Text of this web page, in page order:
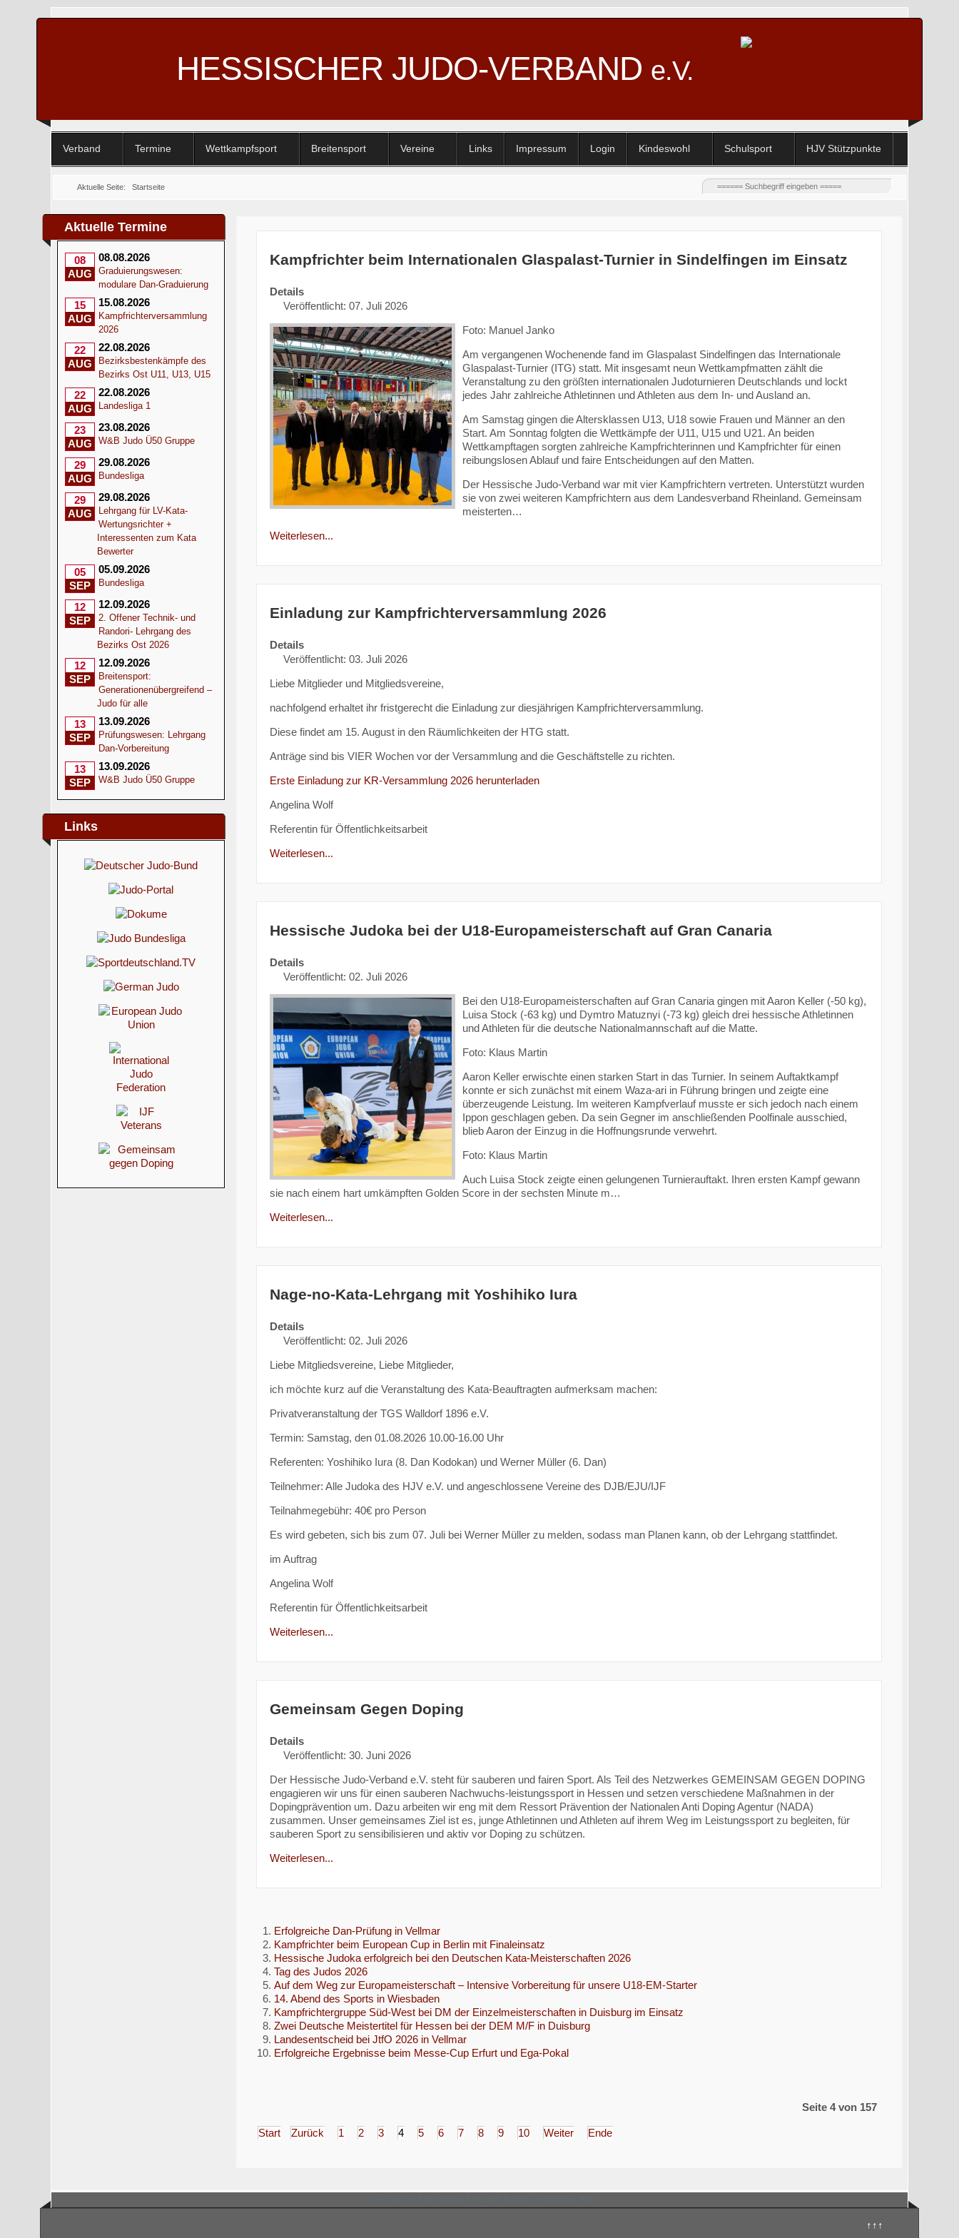
HESSISCHER JUDO-VERBAND e.V.
Verband Termine Wettkampfsport Breitensport Vereine Links Impressum Login Kindeswohl Schulsport HJV Stützpunkte
Aktuelle Seite:Startseite
Aktuelle Termine
08
AUG
08.08.2026
Graduierungswesen:
modulare Dan-Graduierung
15
AUG
15.08.2026
Kampfrichterversammlung
2026
22
AUG
22.08.2026
Bezirksbestenkämpfe des
Bezirks Ost U11, U13, U15
22
AUG
22.08.2026
Landesliga 1
23
AUG
23.08.2026
W&B Judo Ü50 Gruppe
29
AUG
29.08.2026
Bundesliga
29
AUG
29.08.2026
Lehrgang für LV-Kata-
Wertungsrichter +
Interessenten zum Kata
Bewerter
05
SEP
05.09.2026
Bundesliga
12
SEP
12.09.2026
2. Offener Technik- und
Randori- Lehrgang des
Bezirks Ost 2026
12
SEP
12.09.2026
Breitensport:
Generationenübergreifend –
Judo für alle
13
SEP
13.09.2026
Prüfungswesen: Lehrgang
Dan-Vorbereitung
13
SEP
13.09.2026
W&B Judo Ü50 Gruppe
Links
Kampfrichter beim Internationalen Glaspalast-Turnier in Sindelfingen im Einsatz
Details
Veröffentlicht: 07. Juli 2026
Foto: Manuel Janko
Am vergangenen Wochenende fand im Glaspalast Sindelfingen das Internationale
Glaspalast-Turnier (ITG) statt. Mit insgesamt neun Wettkampfmatten zählt die
Veranstaltung zu den größten internationalen Judoturnieren Deutschlands und lockt
jedes Jahr zahlreiche Athletinnen und Athleten aus dem In- und Ausland an.
Am Samstag gingen die Altersklassen U13, U18 sowie Frauen und Männer an den
Start. Am Sonntag folgten die Wettkämpfe der U11, U15 und U21. An beiden
Wettkampftagen sorgten zahlreiche Kampfrichterinnen und Kampfrichter für einen
reibungslosen Ablauf und faire Entscheidungen auf den Matten.
Der Hessische Judo-Verband war mit vier Kampfrichtern vertreten. Unterstützt wurden
sie von zwei weiteren Kampfrichtern aus dem Landesverband Rheinland. Gemeinsam
meisterten…
Weiterlesen...
Einladung zur Kampfrichterversammlung 2026
Details
Veröffentlicht: 03. Juli 2026
Liebe Mitglieder und Mitgliedsvereine,
nachfolgend erhaltet ihr fristgerecht die Einladung zur diesjährigen Kampfrichterversammlung.
Diese findet am 15. August in den Räumlichkeiten der HTG statt.
Anträge sind bis VIER Wochen vor der Versammlung and die Geschäftstelle zu richten.
Erste Einladung zur KR-Versammlung 2026 herunterladen
Angelina Wolf
Referentin für Öffentlichkeitsarbeit
Weiterlesen...
Hessische Judoka bei der U18-Europameisterschaft auf Gran Canaria
Details
Veröffentlicht: 02. Juli 2026
Bei den U18-Europameisterschaften auf Gran Canaria gingen mit Aaron Keller (-50 kg),
Luisa Stock (-63 kg) und Dymtro Matuznyi (-73 kg) gleich drei hessische Athletinnen
und Athleten für die deutsche Nationalmannschaft auf die Matte.
Foto: Klaus Martin
Aaron Keller erwischte einen starken Start in das Turnier. In seinem Auftaktkampf
konnte er sich zunächst mit einem Waza-ari in Führung bringen und zeigte eine
überzeugende Leistung. Im weiteren Kampfverlauf musste er sich jedoch nach einem
Ippon geschlagen geben. Da sein Gegner im anschließenden Poolfinale ausschied,
blieb Aaron der Einzug in die Hoffnungsrunde verwehrt.
Foto: Klaus Martin
Auch Luisa Stock zeigte einen gelungenen Turnierauftakt. Ihren ersten Kampf gewann
sie nach einem hart umkämpften Golden Score in der sechsten Minute m…
Weiterlesen...
Nage-no-Kata-Lehrgang mit Yoshihiko Iura
Details
Veröffentlicht: 02. Juli 2026
Liebe Mitgliedsvereine, Liebe Mitglieder,
ich möchte kurz auf die Veranstaltung des Kata-Beauftragten aufmerksam machen:
Privatveranstaltung der TGS Walldorf 1896 e.V.
Termin: Samstag, den 01.08.2026 10.00-16.00 Uhr
Referenten: Yoshihiko Iura (8. Dan Kodokan) und Werner Müller (6. Dan)
Teilnehmer: Alle Judoka des HJV e.V. und angeschlossene Vereine des DJB/EJU/IJF
Teilnahmegebühr: 40€ pro Person
Es wird gebeten, sich bis zum 07. Juli bei Werner Müller zu melden, sodass man Planen kann, ob der Lehrgang stattfindet.
im Auftrag
Angelina Wolf
Referentin für Öffentlichkeitsarbeit
Weiterlesen...
Gemeinsam Gegen Doping
Details
Veröffentlicht: 30. Juni 2026
Der Hessische Judo-Verband e.V. steht für sauberen und fairen Sport. Als Teil des Netzwerkes GEMEINSAM GEGEN DOPING
engagieren wir uns für einen sauberen Nachwuchs-leistungssport in Hessen und setzen verschiedene Maßnahmen in der
Dopingprävention um. Dazu arbeiten wir eng mit dem Ressort Prävention der Nationalen Anti Doping Agentur (NADA)
zusammen. Unser gemeinsames Ziel ist es, junge Athletinnen und Athleten auf ihrem Weg im Leistungssport zu begleiten, für
sauberen Sport zu sensibilisieren und aktiv vor Doping zu schützen.
Weiterlesen...
Erfolgreiche Dan-Prüfung in Vellmar
Kampfrichter beim European Cup in Berlin mit Finaleinsatz
Hessische Judoka erfolgreich bei den Deutschen Kata-Meisterschaften 2026
Tag des Judos 2026
Auf dem Weg zur Europameisterschaft – Intensive Vorbereitung für unsere U18-EM-Starter
14. Abend des Sports in Wiesbaden
Kampfrichtergruppe Süd-West bei DM der Einzelmeisterschaften in Duisburg im Einsatz
Zwei Deutsche Meistertitel für Hessen bei der DEM M/F in Duisburg
Landesentscheid bei JtfO 2026 in Vellmar
Erfolgreiche Ergebnisse beim Messe-Cup Erfurt und Ega-Pokal
Seite 4 von 157
Start Zurück 1 2 3 4 5 6 7 8 9 10 Weiter Ende
↑↑↑